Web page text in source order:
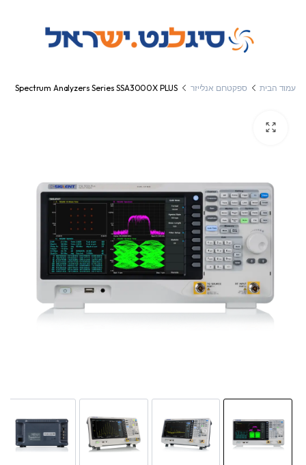
עמוד הבית ספקטרום אנלייזר Spectrum Analyzers Series SSA3000X PLUS